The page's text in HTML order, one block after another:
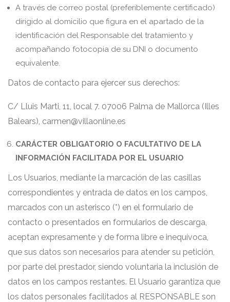
A través de correo postal (preferiblemente certificado)
dirigido al domicilio que figura en el apartado de la
identificación del Responsable del tratamiento y
acompañando fotocopia de su DNI o documento
equivalente.
Datos de contacto para ejercer sus derechos:
C/ Lluis Marti, 11, local 7. 07006 Palma de Mallorca (Illes
Balears), carmen@villaonline.es
CARÁCTER OBLIGATORIO O FACULTATIVO DE LA
INFORMACIÓN FACILITADA POR EL USUARIO
Los Usuarios, mediante la marcación de las casillas
correspondientes y entrada de datos en los campos,
marcados con un asterisco (*) en el formulario de
contacto o presentados en formularios de descarga,
aceptan expresamente y de forma libre e inequívoca,
que sus datos son necesarios para atender su petición,
por parte del prestador, siendo voluntaria la inclusión de
datos en los campos restantes. El Usuario garantiza que
los datos personales facilitados al RESPONSABLE son